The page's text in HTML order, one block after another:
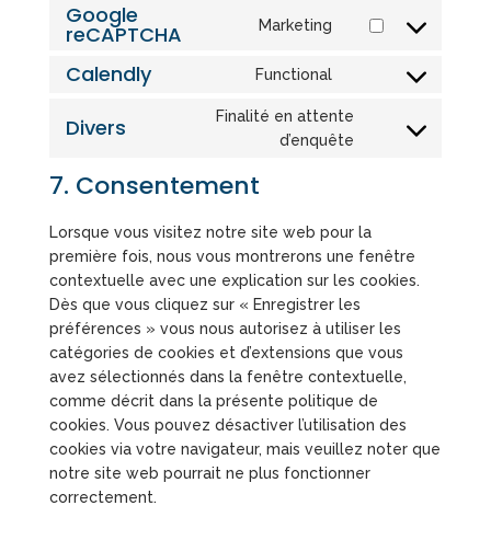
google-
service
Google
reCAPTCHA Marketing
Consent
recaptcha
Calendly Functional
to
service
Divers
Finalité en attente
d’enquête
Consent
7. Consentement
Lorsque vous visitez notre site web pour la
première fois, nous vous montrerons une fenêtre
contextuelle avec une explication sur les cookies.
Dès que vous cliquez sur « Enregistrer les
préférences » vous nous autorisez à utiliser les
catégories de cookies et d’extensions que vous
avez sélectionnés dans la fenêtre contextuelle,
comme décrit dans la présente politique de
cookies. Vous pouvez désactiver l’utilisation des
cookies via votre navigateur, mais veuillez noter que
notre site web pourrait ne plus fonctionner
correctement.